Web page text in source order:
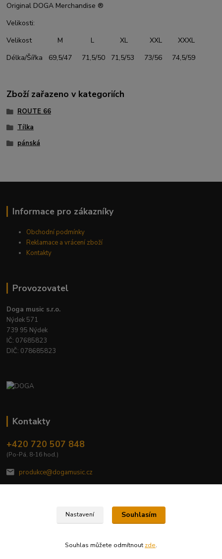
Original DOGA Merchandise ®
Velikosti:
Velikost M L XL XXL XXXL
Délka/Šířka 69,5/47 71,5/50 71,5/53 73/56 74,5/59
Zboží zařazeno v kategoriích
ROUTE 66
Tílka
pánská
Informace pro zákazníky
Obchodní podmínky
Reklamace a vrácení zboží
Kontakty
Provozovatel
Doga music s.r.o.
Nýdek 571
739 95 Nýdek
IČ: 07685823
DIČ: 078685823
Kontakty
+420 720 507 848
(Po-Pá, 8-16 hod.)
produkce@dogamusic.cz
2022 © DOGA MUSIC, s.r.o.
Nastavení Souhlasím
Souhlas můžete odmítnout zde.